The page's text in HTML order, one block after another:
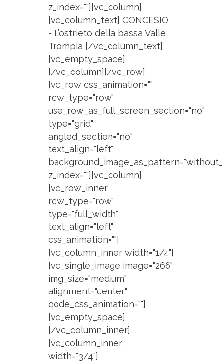
z_index=""][vc_column]
[vc_column_text] CONCESIO
- L’ostrieto della bassa Valle
Trompia [/vc_column_text]
[vc_empty_space]
[/vc_column][/vc_row]
[vc_row css_animation=""
row_type="row"
use_row_as_full_screen_section="no"
type="grid"
angled_section="no"
text_align="left"
z_index=""][vc_column]
[vc_row_inner
row_type="row"
type="full_width"
text_align="left"
css_animation=""]
[vc_column_inner width="1/4"]
[vc_single_image image="266"
img_size="medium"
alignment="center"
qode_css_animation=""]
[vc_empty_space]
[/vc_column_inner]
[vc_column_inner
width="3/4"]